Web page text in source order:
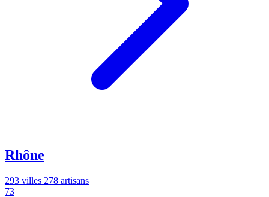
Rhône
293 villes 278 artisans
73